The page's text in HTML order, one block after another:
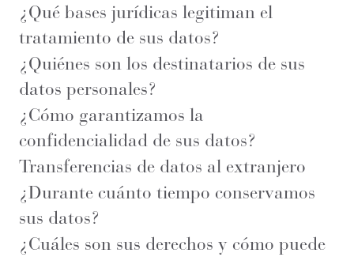
¿Qué bases jurídicas legitiman el
tratamiento de sus datos?
¿Quiénes son los destinatarios de sus
datos personales?
¿Cómo garantizamos la
confidencialidad de sus datos?
Transferencias de datos al extranjero
¿Durante cuánto tiempo conservamos
sus datos?
¿Cuáles son sus derechos y cómo puede